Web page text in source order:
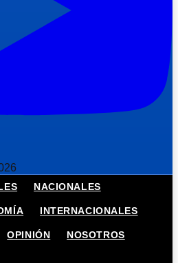
NACIONALES
INTERNACIONALES
OPINIÓN NOSOTROS